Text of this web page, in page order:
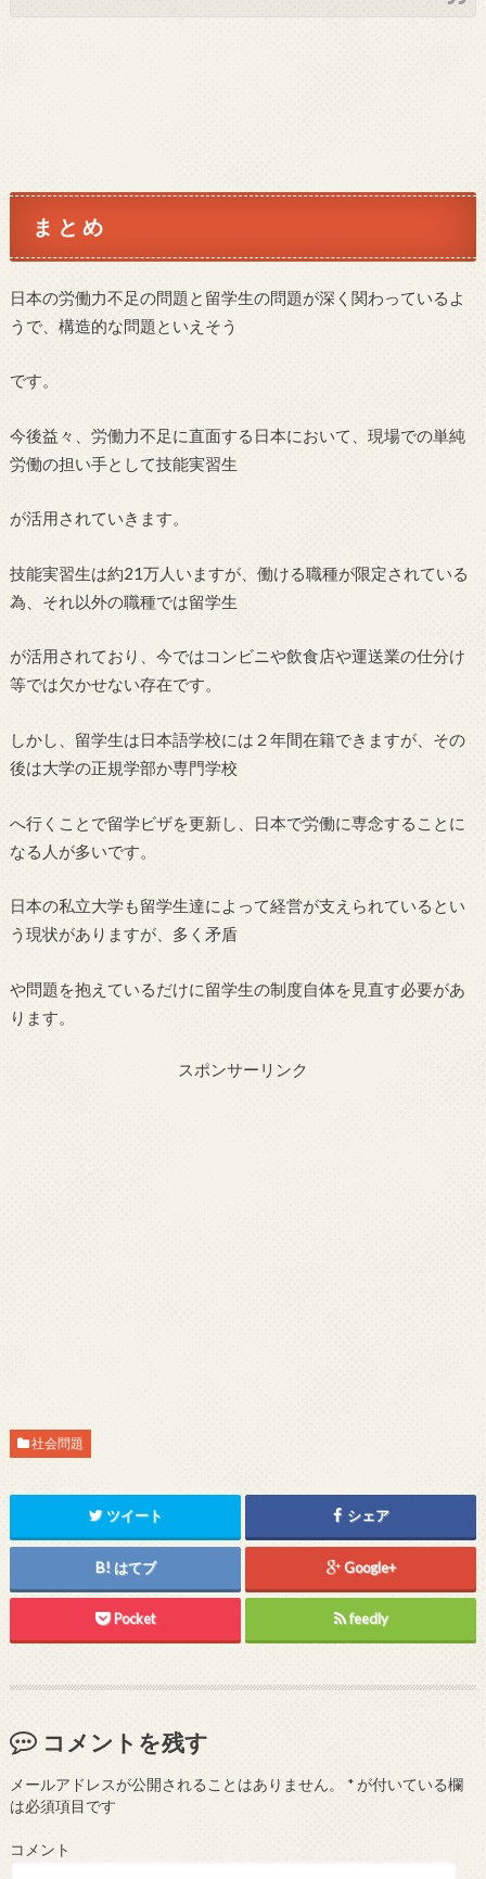
ま と め
日本の労働力不足の問題と留学生の問題が深く関わっているよ
うで、構造的な問題といえそう
です。
今後益々、労働力不足に直面する日本において、現場での単純
労働の担い手として技能実習生
が活用されていきます。
技能実習生は約21万人いますが、働ける職種が限定されている
為、それ以外の職種では留学生
が活用されており、今ではコンビニや飲食店や運送業の仕分け
等では欠かせない存在です。
しかし、留学生は日本語学校には２年間在籍できますが、その
後は大学の正規学部か専門学校
へ行くことで留学ビザを更新し、日本で労働に専念することに
なる人が多いです。
日本の私立大学も留学生達によって経営が支えられているとい
う現状がありますが、多く矛盾
や問題を抱えているだけに留学生の制度自体を見直す必要があ
ります。
スポンサーリンク
社会問題
ツイート シェア
はてブ Google+
Pocket feedly
コメントを残す
メールアドレスが公開されることはありません。 *が付いている欄
は必須項目です
コメント